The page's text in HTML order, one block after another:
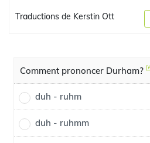
Traductions de Kerstin Ott
Comment prononcer Durham?
duh - ruhm
duh - ruhmm